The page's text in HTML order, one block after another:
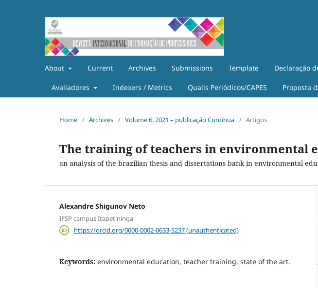
About Current Archives Submissions Template Declaração
Avaliadores Indexers / Metrics Qualis Periódicos/CAPES Proposta
Home / Archives / Volume 6, 2021 – publicação Contínua / Artigos
The training of teachers in environmental
an analysis of the brazilian thesis and dissertations bank in environmental
Alexandre Shigunov Neto
IFSP campus Itapetininga
https://orcid.org/0000-0002-0633-5237 (unauthenticated)
Keywords: environmental education, teacher training, state of the art.